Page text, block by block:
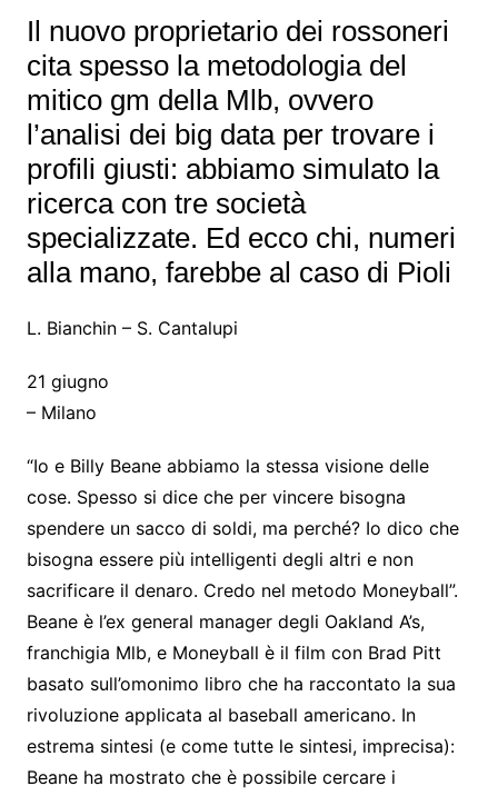
Il nuovo proprietario dei rossoneri
cita spesso la metodologia del
mitico gm della Mlb, ovvero
l’analisi dei big data per trovare i
profili giusti: abbiamo simulato la
ricerca con tre società
specializzate. Ed ecco chi, numeri
alla mano, farebbe al caso di Pioli
L. Bianchin – S. Cantalupi
21 giugno
– Milano
“Io e Billy Beane abbiamo la stessa visione delle
cose. Spesso si dice che per vincere bisogna
spendere un sacco di soldi, ma perché? Io dico che
bisogna essere più intelligenti degli altri e non
sacrificare il denaro. Credo nel metodo Moneyball”.
Beane è l’ex general manager degli Oakland A’s,
franchigia Mlb, e Moneyball è il film con Brad Pitt
basato sull’omonimo libro che ha raccontato la sua
rivoluzione applicata al baseball americano. In
estrema sintesi (e come tutte le sintesi, imprecisa):
Beane ha mostrato che è possibile cercare i